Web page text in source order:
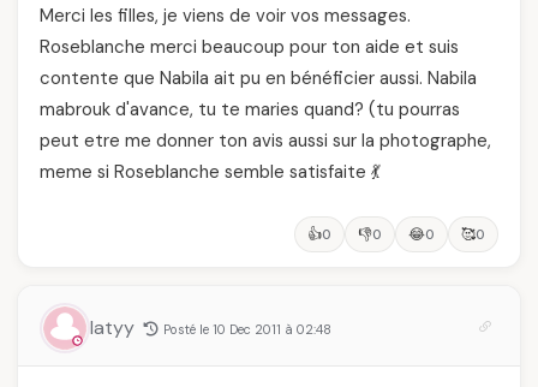
Merci les filles, je viens de voir vos messages.
Roseblanche merci beaucoup pour ton aide et suis
contente que Nabila ait pu en bénéficier aussi. Nabila
mabrouk d'avance, tu te maries quand? (tu pourras
peut etre me donner ton avis aussi sur la photographe,
meme si Roseblanche semble satisfaite 💃
👍0 👎0 😂0 🥰0
latyy Posté le 10 Dec 2011 à 02:48